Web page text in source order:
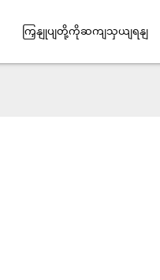
ကြှနျုပျတို့ကိုဆကျသှယျရနျ